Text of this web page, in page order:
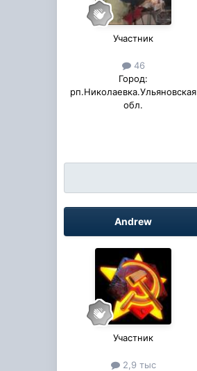
Участник
46
Город:
рп.Николаевка.Ульяновская
обл.
Andrew
Участник
2,9 тыс